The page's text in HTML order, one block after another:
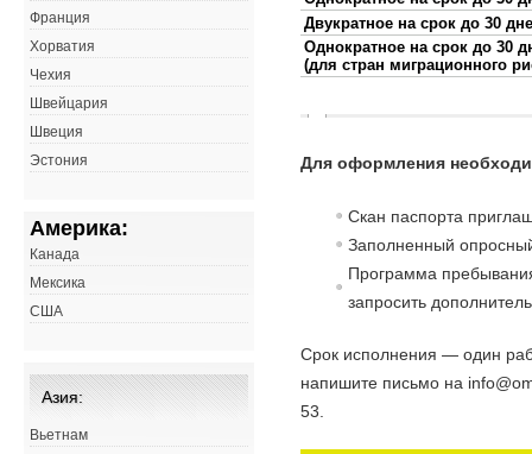
Для оформления
Скан паспорта
Заполненный
Программа
запросить
Срок исполнения — один
напишите письмо на
53.
Франция
Хорватия
Чехия
Швейцария
Швеция
Эстония
Америка:
Канада
Мексика
США
Азия:
Вьетнам